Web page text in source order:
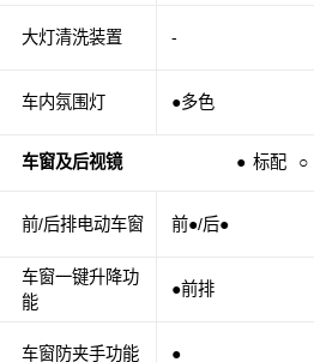
大灯清洗装置
车内氛围灯
车窗及后视镜 ● 标配 ○
前/后排电动车窗
车窗一键升降功
能
车窗防夹手功能
-
●多色
前●/后●
●前排
●